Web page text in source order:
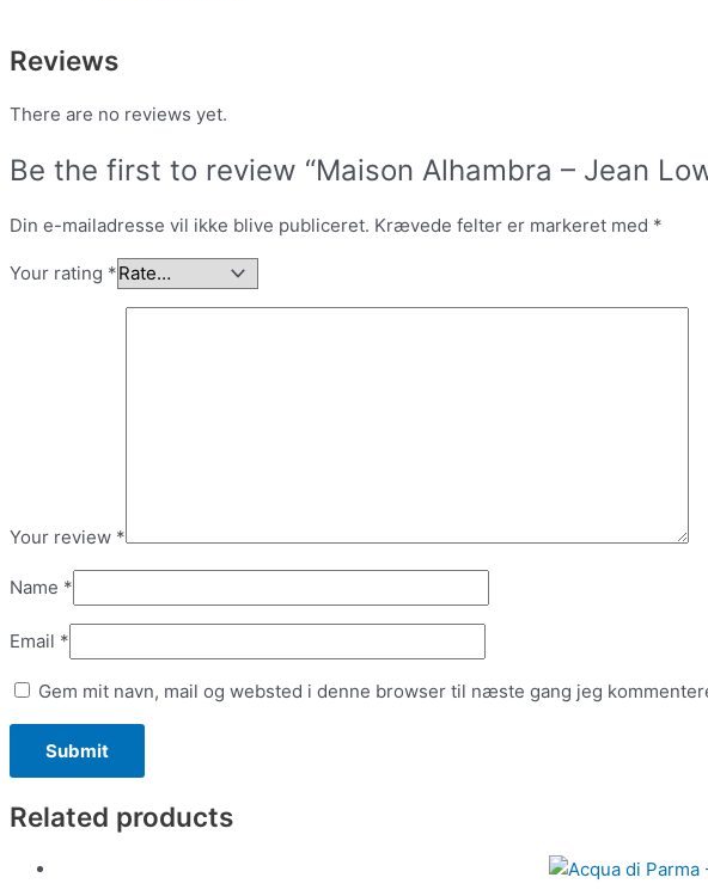
Reviews
There are no reviews yet.
Be the first to review “Maison Alhambra – Jean
Din e-mailadresse vil ikke blive publiceret. Krævede felter er markeret med *
Your rating *
Your review *
Name *
Email *
Gem mit navn, mail og websted i denne browser til næste gang jeg
Related products